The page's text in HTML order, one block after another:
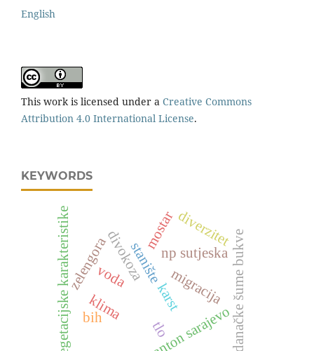
English
This work is licensed under a Creative Commons
Attribution 4.0 International License.
KEYWORDS
stanište
divokoza
zelengora np sutjeska
migracija
karst
tlo
voda
klima
mostar izdanačke šume bukve
vegetacijske karakteristike diverzitet
kanton sarajevo
bih